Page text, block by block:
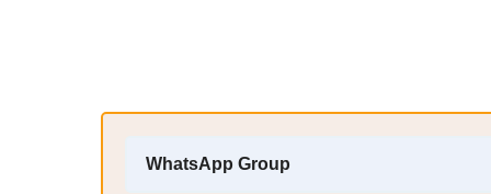
WhatsApp Group